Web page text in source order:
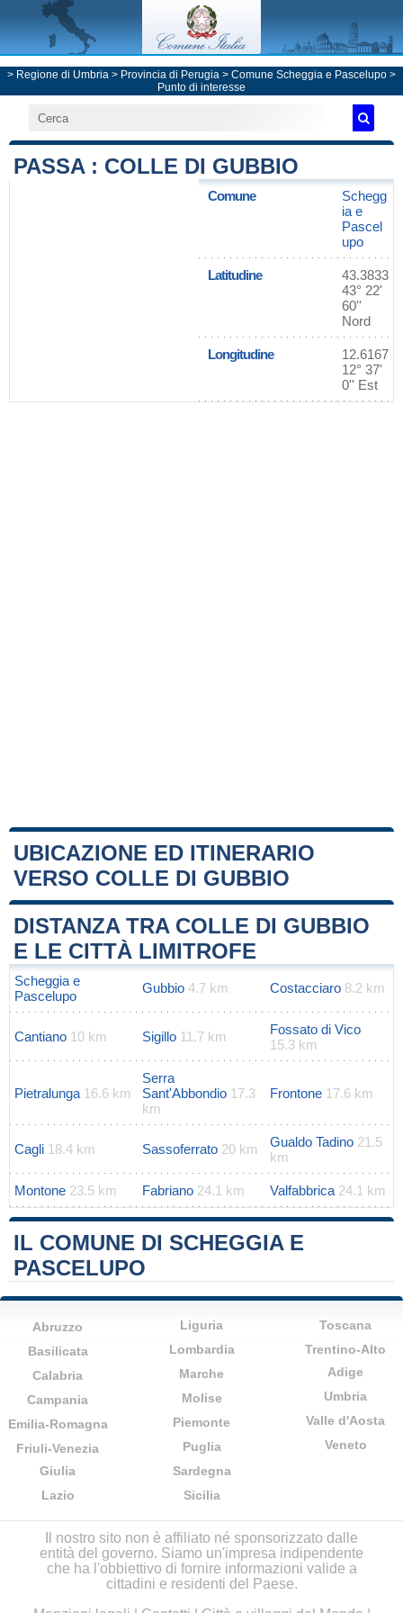
> Regione di Umbria > Provincia di Perugia > Comune Scheggia e Pascelupo >
Punto di interesse
PASSA : COLLE DI GUBBIO
Comune
Schegg
ia e
Pascel
upo
Latitudine
43.3833
43° 22'
60''
Nord
Longitudine
12.6167
12° 37'
0'' Est
UBICAZIONE ED ITINERARIO
VERSO COLLE DI GUBBIO
+
−
Leaflet|Map data ©OpenStreetMap
DISTANZA TRA COLLE DI GUBBIO
E LE CITTÀ LIMITROFE
Scheggia e
Pascelupo
Gubbio 4.7 km Costacciaro 8.2 km
Cantiano 10 km Sigillo 11.7 km
Fossato di Vico
15.3 km
Pietralunga 16.6 km
Serra
Sant'Abbondio 17.3
km
Frontone 17.6 km
Cagli 18.4 km Sassoferrato 20 km Gualdo Tadino 21.5
km
Montone 23.5 km Fabriano 24.1 km Valfabbrica 24.1 km
IL COMUNE DI SCHEGGIA E
PASCELUPO
Abruzzo
Basilicata
Calabria
Campania
Emilia-Romagna
Friuli-Venezia
Giulia
Lazio
Liguria
Lombardia
Marche
Molise
Piemonte
Puglia
Sardegna
Sicilia
Toscana
Trentino-Alto
Adige
Umbria
Valle d'Aosta
Veneto
Il nostro sito non è affiliato né sponsorizzato dalle
entità del governo. Siamo un'impresa indipendente
che ha l'obbiettivo di fornire informazioni valide a
cittadini e residenti del Paese.